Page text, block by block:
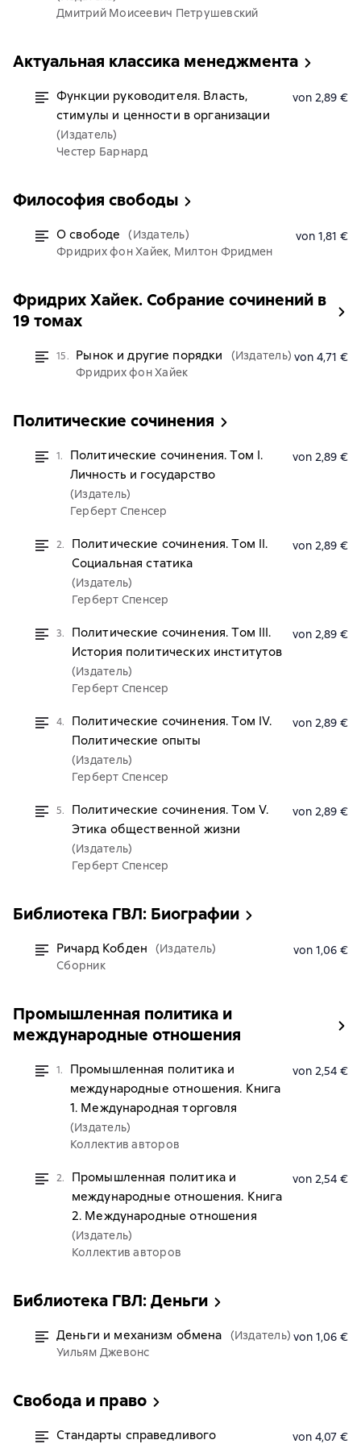
Дмитрий Моисеевич Петрушевский
Актуальная классика менеджмента
Функции руководителя. Власть,
стимулы и ценности в организации
(Издатель)
Честер Барнард
von 2,89 €
Философия свободы
О свободе
(Издатель)
Фридрих фон Хайек, Милтон Фридмен
von 1,81 €
Фридрих Хайек. Собрание сочинений в
19 томах
15. Рынок и другие порядки
(Издатель)
Фридрих фон Хайек
von 4,71 €
Политические сочинения
1.
Политические сочинения. Том I.
Личность и государство
(Издатель)
Герберт Спенсер
von 2,89 €
2.
Политические сочинения. Том II.
Социальная статика
(Издатель)
Герберт Спенсер
von 2,89 €
3.
Политические сочинения. Том III.
История политических институтов
(Издатель)
Герберт Спенсер
von 2,89 €
4.
Политические сочинения. Том IV.
Политические опыты
(Издатель)
Герберт Спенсер
von 2,89 €
5.
Политические сочинения. Том V.
Этика общественной жизни
(Издатель)
Герберт Спенсер
von 2,89 €
Библиотека ГВЛ: Биографии
Ричард Кобден
(Издатель)
Сборник
von 1,06 €
Промышленная политика и
международные отношения
1.
Промышленная политика и
международные отношения. Книга
1. Международная торговля
(Издатель)
Коллектив авторов
von 2,54 €
2.
Промышленная политика и
международные отношения. Книга
2. Международные отношения
(Издатель)
Коллектив авторов
von 2,54 €
Библиотека ГВЛ: Деньги
Деньги и механизм обмена
(Издатель)
Уильям Джевонс
von 1,06 €
Свобода и право
Стандарты справедливого von 4,07 €